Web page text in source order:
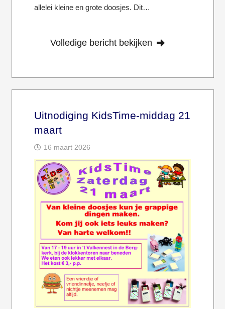
allelei kleine en grote doosjes. Dit…
Volledige bericht bekijken
Uitnodiging KidsTime-middag 21
maart
16 maart 2026